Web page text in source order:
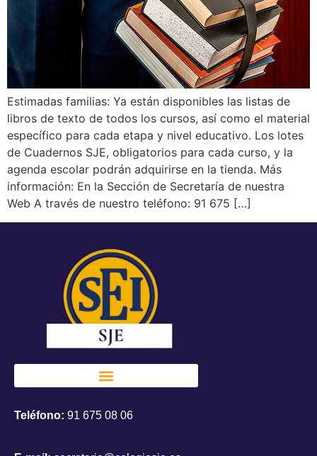
Estimadas familias: Ya están disponibles las listas de
libros de texto de todos los cursos, así como el material
específico para cada etapa y nivel educativo. Los lotes
de Cuadernos SJE, obligatorios para cada curso, y la
agenda escolar podrán adquirirse en la tienda. Más
información: En la Sección de Secretaría de nuestra
Web A través de nuestro teléfono: 91 675 […]
Teléfono: 91 675 08 06